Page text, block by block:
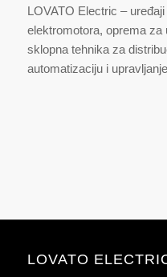
LOVATO Electric –
elektromotora, oprema za
sklopna tehnika za
automatizaciju i
LOVATO